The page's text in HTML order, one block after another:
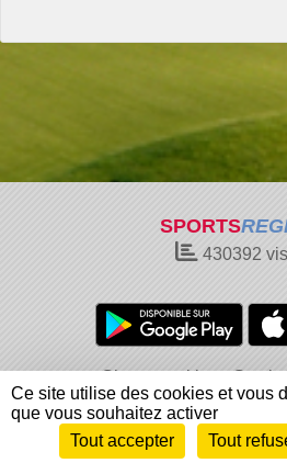
SPORTS
430392
Charte cookies
Informations légales
Signaler
Envie de participer ?
Ce site utilise des cookies et vous
que vous souhaitez activer
Tout accepter
Tout